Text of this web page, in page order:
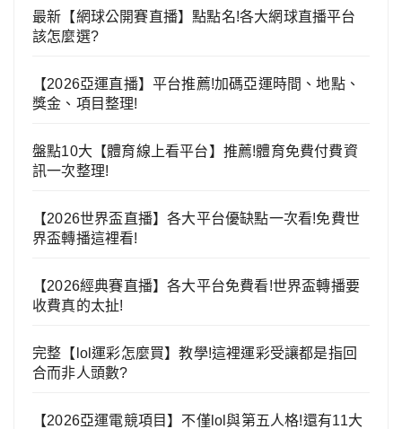
最新【網球公開賽直播】點點名!各大網球直播平台
該怎麼選?
【2026亞運直播】平台推薦!加碼亞運時間、地點、
獎金、項目整理!
盤點10大【體育線上看平台】推薦!體育免費付費資
訊一次整理!
【2026世界盃直播】各大平台優缺點一次看!免費世
界盃轉播這裡看!
【2026經典賽直播】各大平台免費看!世界盃轉播要
收費真的太扯!
完整【lol運彩怎麼買】教學!這裡運彩受讓都是指回
合而非人頭數?
【2026亞運電競項目】不僅lol與第五人格!還有11大